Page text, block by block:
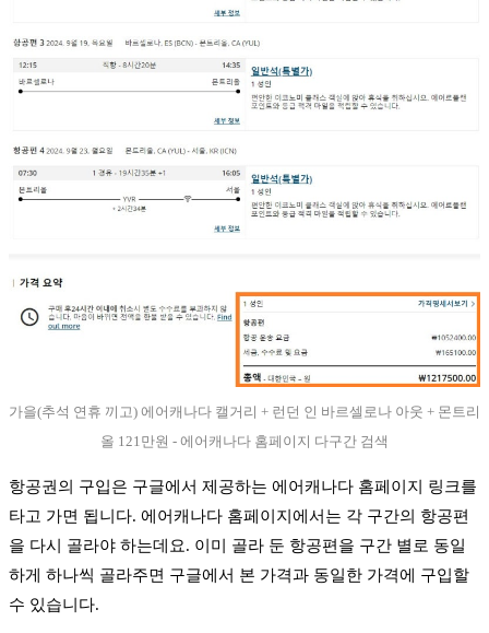
가을(추석 연휴 끼고) 에어캐나다 캘거리 + 런던 인 바르셀로나 아웃 + 몬트리
올 121만원 - 에어캐나다 홈페이지 다구간 검색
항공권의 구입은 구글에서 제공하는 에어캐나다 홈페이지 링크를
타고 가면 됩니다. 에어캐나다 홈페이지에서는 각 구간의 항공편
을 다시 골라야 하는데요. 이미 골라 둔 항공편을 구간 별로 동일
하게 하나씩 골라주면 구글에서 본 가격과 동일한 가격에 구입할
수 있습니다.